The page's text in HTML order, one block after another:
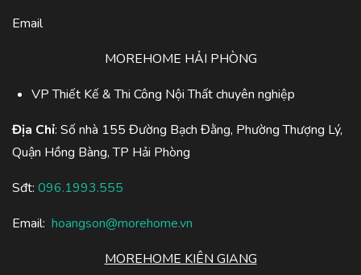
Email
MOREHOME HẢI PHÒNG
VP Thiết Kế & Thi Công Nội Thất chuyên nghiệp
Địa Chỉ: Số nhà 155 Đường Bạch Đằng, Phường Thượng Lý,
Quận Hồng Bàng, TP Hải Phòng
Sđt: 096.1993.555
Email: hoangson@morehome.vn
MOREHOME KIÊN GIANG